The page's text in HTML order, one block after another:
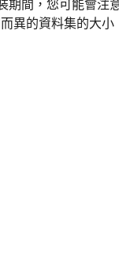
間，您可能會注
異的資料集的大小